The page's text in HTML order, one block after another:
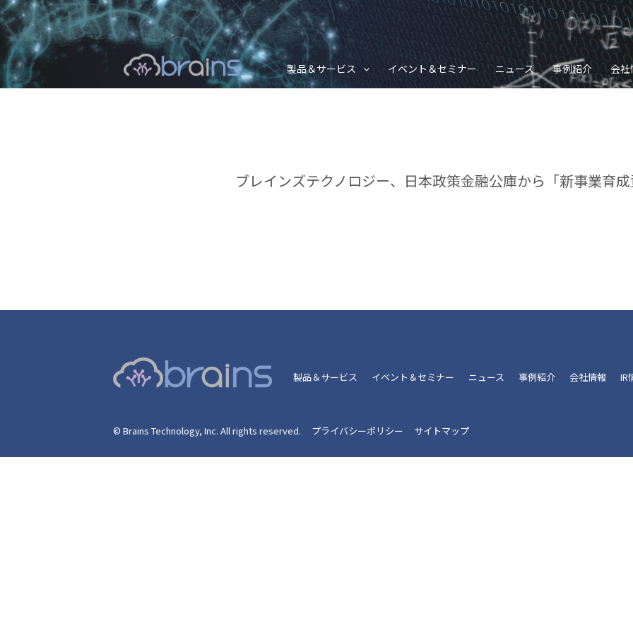
製品＆サービス イベント＆セミナー ニュース 事例紹介 会社
ブレインズテクノロジー、日本政策金融公庫から「新事業育
製品＆サービス イベント＆セミナー ニュース 事例紹介 会社情報 IR
© Brains Technology, Inc. All rights reserved. プライバシーポリシー サイトマップ